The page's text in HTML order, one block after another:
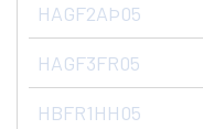
HAGF2AÞ05
HAGF3FR05
HBFR1HH05